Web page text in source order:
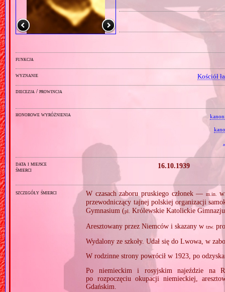
funkcja
wyznanie Kościół
diecezja / prowincja
honorowe wyróżnienia
data i miejsce
śmierci
16.10.1939
szczegóły śmierci W czasach zaboru pruskiego członek — m.in.
przewodniczący tajnej polskiej organizacji
Gymnasium (pl. Królewskie Katolickie
Aresztowany przez Niemców i skazany wtzw.
Wydalony ze szkoły. Udał się do Lwowa, w
W rodzinne strony powrócił w 1923, po
Po niemieckim i rosyjskim najeździe na
po rozpoczęciu okupacji niemieckiej,
Gdańskim.